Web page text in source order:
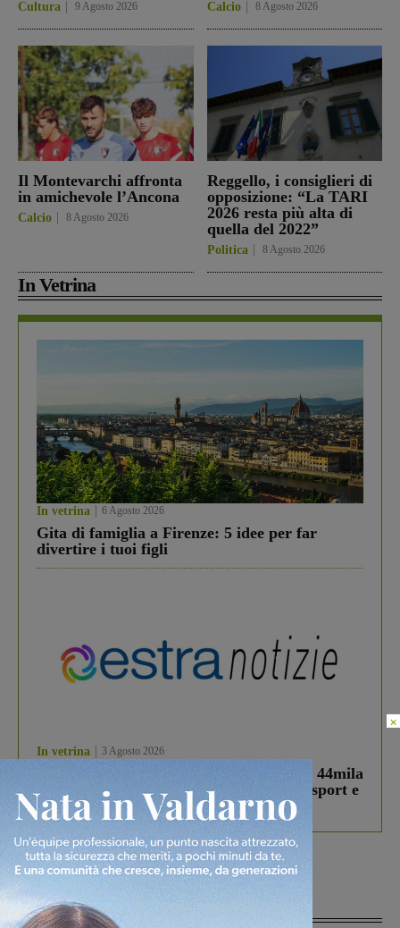
Cultura 9 Agosto 2026 Calcio 8 Agosto 2026
Il Montevarchi affronta
in amichevole l’Ancona
Calcio 8 Agosto 2026
Reggello, i consiglieri di
opposizione: “La TARI
2026 resta più alta di
quella del 2022”
Politica 8 Agosto 2026
In Vetrina
In vetrina 6 Agosto 2026
Gita di famiglia a Firenze: 5 idee per far
divertire i tuoi figli
In vetrina 3 Agosto 2026
Estra Notizie agosto: Smart Cities, oltre 44mila
studenti coinvolti, torna il bando per lo sport e
debutta il podcast Estrair
Più lette
×